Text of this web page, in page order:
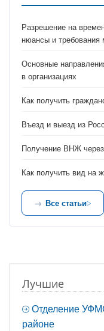
Разрешение на
нюансы и требования
Основные
в организациях
Как получить
Въезд и выезд из
Получение ВНЖ
Как получить вид на
Все статьи
Лучшие
Отделение
районе